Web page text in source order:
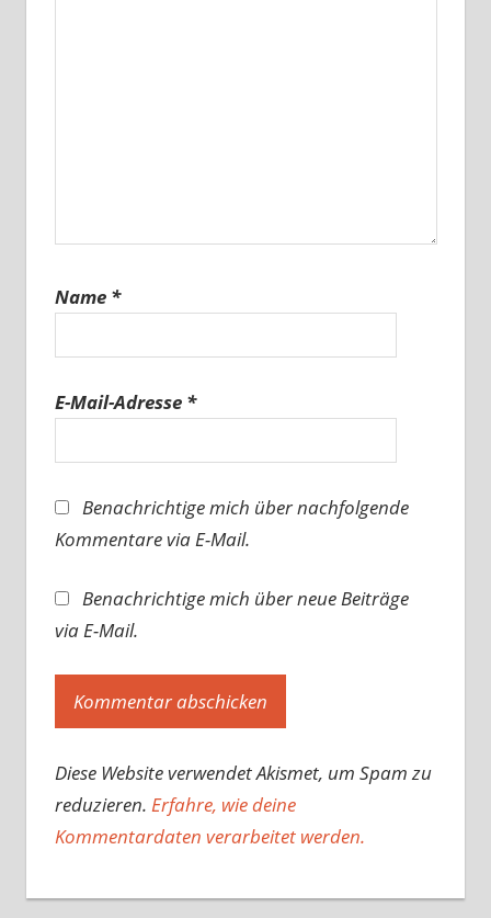
Name *
E-Mail-Adresse *
Benachrichtige mich über nachfolgende
Kommentare via E-Mail.
Benachrichtige mich über neue Beiträge
via E-Mail.
Diese Website verwendet Akismet, um Spam zu
reduzieren. Erfahre, wie deine
Kommentardaten verarbeitet werden.